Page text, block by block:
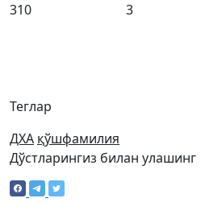
Теглар
ДХА қўшфамилия
310
3
Дўстларингиз билан улашинг